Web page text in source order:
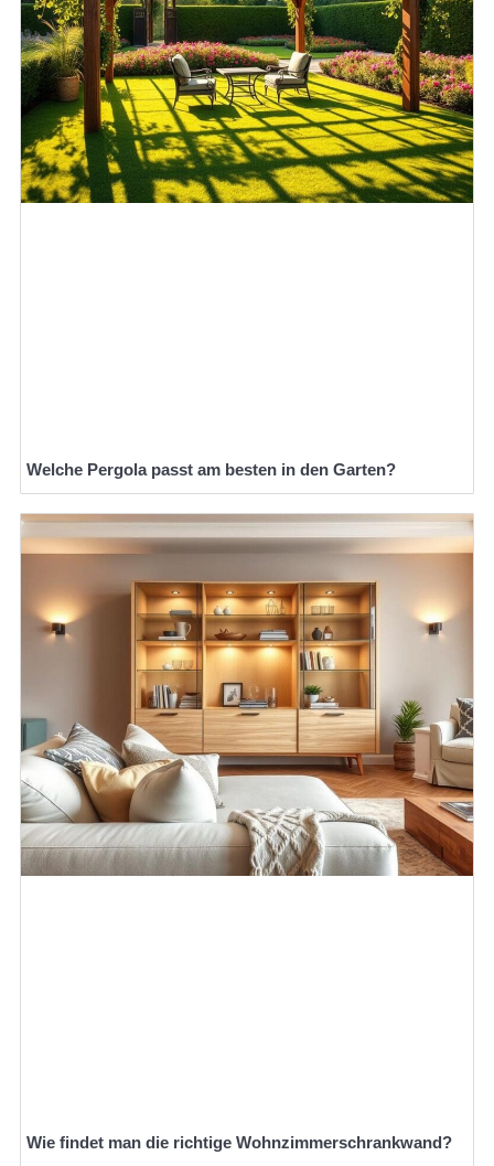
Welche Pergola passt am besten in den Garten?
Wie findet man die richtige Wohnzimmerschrankwand?